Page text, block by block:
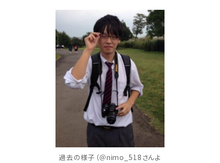
過去の様子（＠nimo_518さんよ